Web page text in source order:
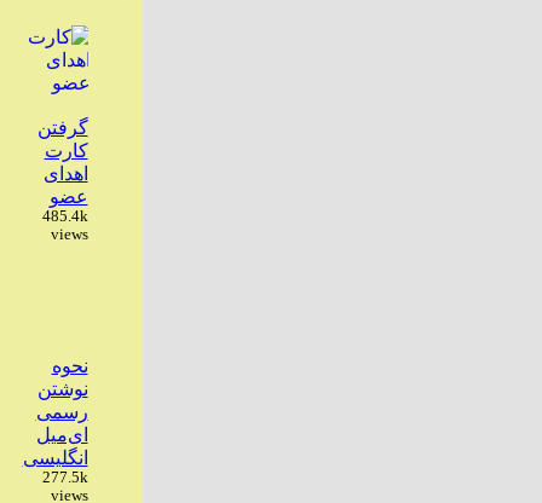
گرفتن
کارت
اهدای
عضو
485.4k
views
نحوه
نوشتن
رسمی
ای‌میل
انگلیسی
277.5k
views